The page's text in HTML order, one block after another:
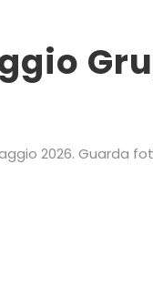
2026. Guarda